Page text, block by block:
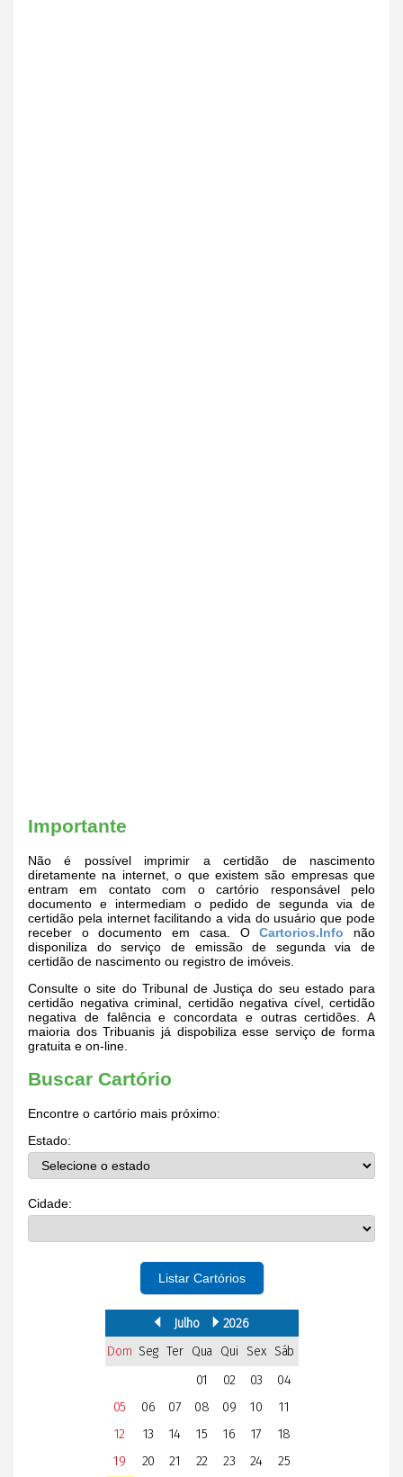
Importante
Não é possível imprimir a certidão de nascimento
diretamente na internet, o que existem são empresas que
entram em contato com o cartório responsável pelo
documento e intermediam o pedido de segunda via de
certidão pela internet facilitando a vida do usuário que pode
receber o documento em casa. OCartorios.Info não
disponiliza do serviço de emissão de segunda via de
certidão de nascimento ou registro de imóveis.
Consulte o site do Tribunal de Justiça do seu estado para
certidão negativa criminal, certidão negativa cível, certidão
negativa de falência e concordata e outras certidões. A
maioria dos Tribuanis já dispobiliza esse serviço de forma
gratuita e on-line.
Buscar Cartório
Encontre o cartório mais próximo:
Estado:
Cidade:
Listar Cartórios